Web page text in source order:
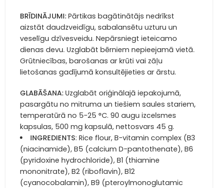
BRĪDINĀJUMI: Pārtikas bagātinātājs nedrīkst
aizstāt daudzveidīgu, sabalansētu uzturu un
veselīgu dzīvesveidu. Nepārsniegt ieteicamo
dienas devu. Uzglabāt bērniem nepieejamā vietā.
Grūtniecības, barošanas ar krūti vai zāļu
lietošanas gadījumā konsultējieties ar ārstu.
GLABĀŠANA: Uzglabāt oriģinālajā iepakojumā,
pasargātu no mitruma un tiešiem saules stariem,
temperatūrā no 5-25 °C. 90 augu izcelsmes
kapsulas, 500 mg kapsulā, nettosvars 45 g.
INGREDIENTS: Rice flour, B-vitamin complex (B3
(niacinamide), B5 (calcium D-pantothenate), B6
(pyridoxine hydrochloride), B1 (thiamine
mononitrate), B2 (riboflavin), B12
(cyanocobalamin), B9 (pteroylmonoglutamic